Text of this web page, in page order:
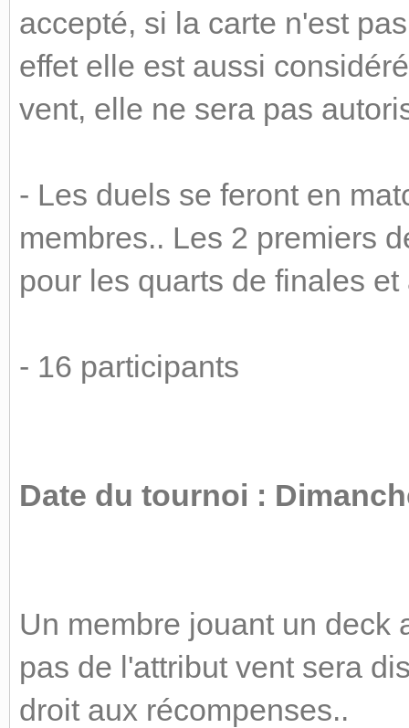
accepté, si la carte n'est
effet elle est aussi
vent, elle ne sera pas
- Les duels se feront en
membres.. Les 2 premiers
pour les quarts de finales
- 16 participants
Date du tournoi :
Un membre jouant un deck
pas de l'attribut vent sera
droit aux récompenses..